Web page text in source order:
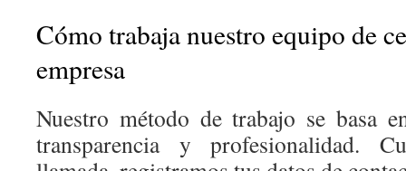
Cómo trabaja nuestro equipo de
empresa
Nuestro método de trabajo se basa
transparencia y profesionalidad.